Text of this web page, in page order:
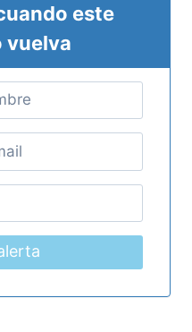
este
vuelva